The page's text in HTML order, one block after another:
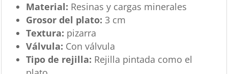
Material: Resinas y cargas minerales
Grosor del plato: 3 cm
Textura: pizarra
Válvula: Con válvula
Tipo de rejilla: Rejilla pintada como el